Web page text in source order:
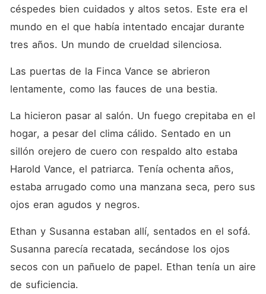
céspedes bien cuidados y altos setos. Este era el
mundo en el que había intentado encajar durante
tres años. Un mundo de crueldad silenciosa.
Las puertas de la Finca Vance se abrieron
lentamente, como las fauces de una bestia.
La hicieron pasar al salón. Un fuego crepitaba en el
hogar, a pesar del clima cálido. Sentado en un
sillón orejero de cuero con respaldo alto estaba
Harold Vance, el patriarca. Tenía ochenta años,
estaba arrugado como una manzana seca, pero sus
ojos eran agudos y negros.
Ethan y Susanna estaban allí, sentados en el sofá.
Susanna parecía recatada, secándose los ojos
secos con un pañuelo de papel. Ethan tenía un aire
de suficiencia.